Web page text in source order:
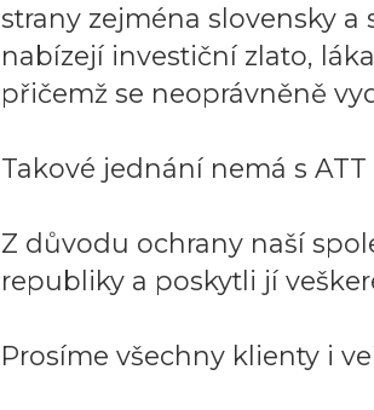
strany zejména slovensky
nabízejí investiční zlato,
přičemž se neoprávněně
Takové jednání nemá s
Z důvodu ochrany naší
republiky a poskytli jí
Prosíme všechny klienty i